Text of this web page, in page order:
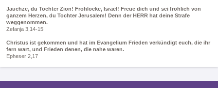
Jauchze, du Tochter Zion! Frohlocke, Israel! Freue dich und sei fröhlich von
ganzem Herzen, du Tochter Jerusalem! Denn der HERR hat deine Strafe
weggenommen.
Zefanja 3,14-15
Christus ist gekommen und hat im Evangelium Frieden verkündigt euch, die ihr
fern wart, und Frieden denen, die nahe waren.
Epheser 2,17